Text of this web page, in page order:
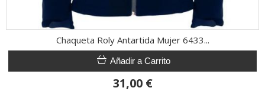
Chaqueta Roly Antartida Mujer 6433...
Añadir a Carrito
31,00 €